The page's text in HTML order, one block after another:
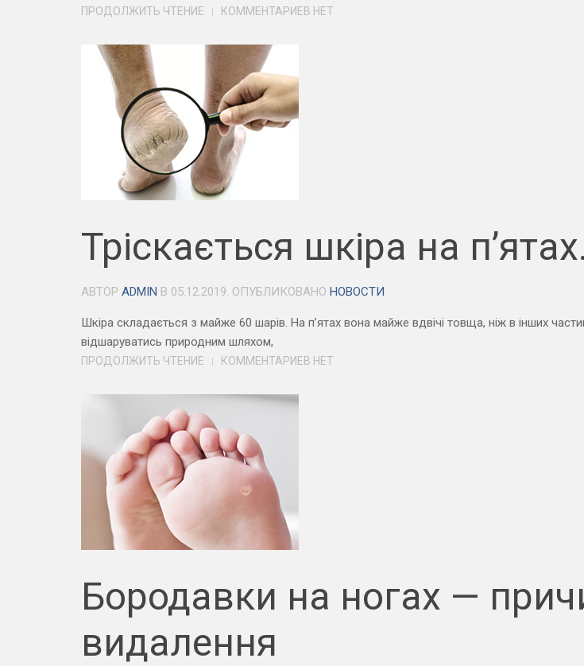
ПРОДОЛЖИТЬ ЧТЕНИЕ КОММЕНТАРИЕВ НЕТ
Тріскається шкіра на
АВТОР ADMIN В 05.12.2019. ОПУБЛИКОВАНО НОВОСТИ
Шкіра складається з майже 60 шарів. На п’ятах вона майже вдвічі товща, ніж в інших
відшаруватись природним шляхом,
ПРОДОЛЖИТЬ ЧТЕНИЕ КОММЕНТАРИЕВ НЕТ
Бородавки на ногах —
видалення